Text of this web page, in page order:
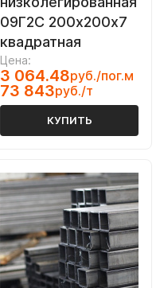
09Г2С 200х200х7
квадратная
Цена:
3 064.48руб./пог.м
73 843руб./т
КУПИТЬ